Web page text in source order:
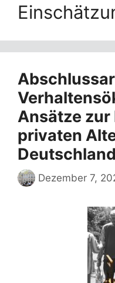
Ansätze zur
privaten
Deutschland
Dezember 7,